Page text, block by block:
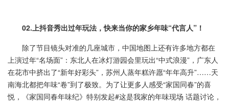
02.上抖音秀出过年玩法，快来当你的家乡年味“代言人” ！
除了节目镜头对准的几座城市，中国地图上还有许多地方都在
上演过年“名场面”：东北人在冰灯游园会里玩出“中式浪漫”，广东人
在花市中挤出了“新年好彩头”，苏州人蒸年糕许愿“年年高升”……天
南海北都把年味“卷”到了极致。为了让更多人感受“家国同春”的喜
悦，《家国同春年味纪》特别发起#这是我家的年味现场 话题讨论，